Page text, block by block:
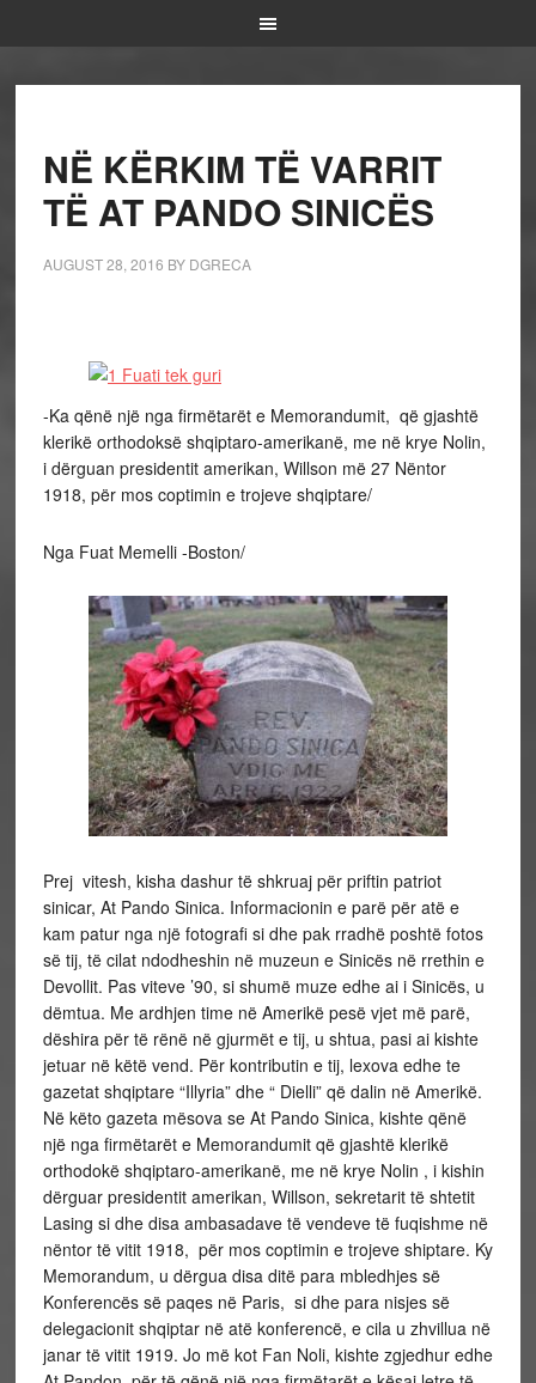
NË KËRKIM TË VARRIT
TË AT PANDO SINICËS
AUGUST 28, 2016 BY DGRECA
-Ka qënë një nga firmëtarët e Memorandumit, që gjashtë
klerikë orthodoksë shqiptaro-amerikanë, me në krye Nolin,
i dërguan presidentit amerikan, Willson më 27 Nëntor
1918, për mos coptimin e trojeve shqiptare/
Nga Fuat Memelli -Boston/
Prej vitesh, kisha dashur të shkruaj për priftin patriot
sinicar, At Pando Sinica. Informacionin e parë për atë e
kam patur nga një fotografi si dhe pak rradhë poshtë fotos
së tij, të cilat ndodheshin në muzeun e Sinicës në rrethin e
Devollit. Pas viteve ’90, si shumë muze edhe ai i Sinicës, u
dëmtua. Me ardhjen time në Amerikë pesë vjet më parë,
dëshira për të rënë në gjurmët e tij, u shtua, pasi ai kishte
jetuar në këtë vend. Për kontributin e tij, lexova edhe te
gazetat shqiptare “Illyria” dhe “ Dielli” që dalin në Amerikë.
Në këto gazeta mësova se At Pando Sinica, kishte qënë
një nga firmëtarët e Memorandumit që gjashtë klerikë
orthodokë shqiptaro-amerikanë, me në krye Nolin , i kishin
dërguar presidentit amerikan, Willson, sekretarit të shtetit
Lasing si dhe disa ambasadave të vendeve të fuqishme në
nëntor të vitit 1918, për mos coptimin e trojeve shiptare. Ky
Memorandum, u dërgua disa ditë para mbledhjes së
Konferencës së paqes në Paris, si dhe para nisjes së
delegacionit shqiptar në atë konferencë, e cila u zhvillua në
janar të vitit 1919. Jo më kot Fan Noli, kishte zgjedhur edhe